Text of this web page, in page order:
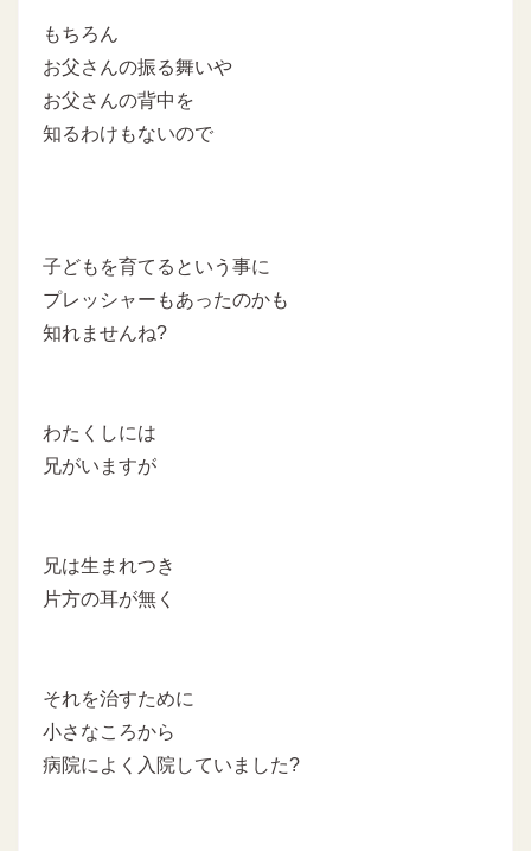
もちろん
お父さんの振る舞いや
お父さんの背中を
知るわけもないので
子どもを育てるという事に
プレッシャーもあったのかも
知れませんね?
わたくしには
兄がいますが
兄は生まれつき
片方の耳が無く
それを治すために
小さなころから
病院によく入院していました?